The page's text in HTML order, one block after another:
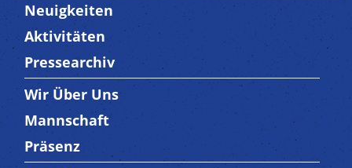
Neuigkeiten
Aktivitäten
Pressearchiv
Trenner3
Wir Über Uns
Mannschaft
Präsenz